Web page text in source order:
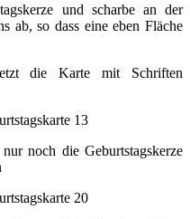
und scharbe an der
ab, so dass eine eben Fläche
die Karte mit Schriften
noch die Geburtstagskerze